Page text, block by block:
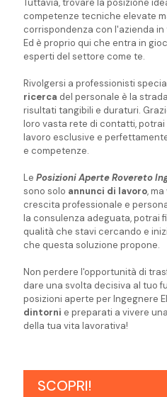
Tuttavia, trovare la posizione
competenze tecniche elevate
corrispondenza con l'azienda
Ed è proprio qui che entra in
esperti del settore come te.
Rivolgersi a professionisti
ricerca del personale è la
risultati tangibili e duraturi.
loro vasta rete di contatti,
lavoro esclusive e
e competenze.
Le Posizioni Aperte Rovereto
sono solo annunci di lavoro,
crescita professionale e
la consulenza adeguata, potrai
qualità che stavi cercando e
che questa soluzione propone.
Non perdere l'opportunità di
dare una svolta decisiva al tuo
posizioni aperte per Ingegnere
dintorni e preparati a vivere
della tua vita lavorativa!
SCOPRI!